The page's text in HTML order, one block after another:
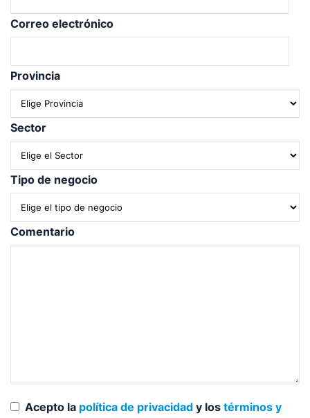
Correo electrónico
Provincia
Sector
Tipo de negocio
Comentario
Acepto la política de privacidad y los términos y